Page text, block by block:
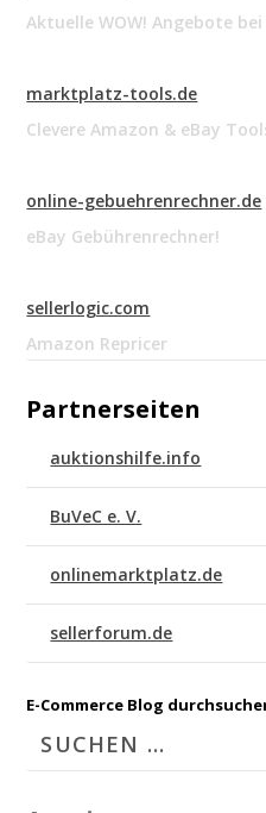
Aktuelle WOW! Angebote bei
marktplatz-tools.de
Clevere Amazon & eBay
online-gebuehrenrechner.de
eBay Gebührenrechner!
sellerlogic.com
Amazon Repricer
Partnerseiten
auktionshilfe.info
BuVeC e. V.
onlinemarktplatz.de
sellerforum.de
E-Commerce Blog